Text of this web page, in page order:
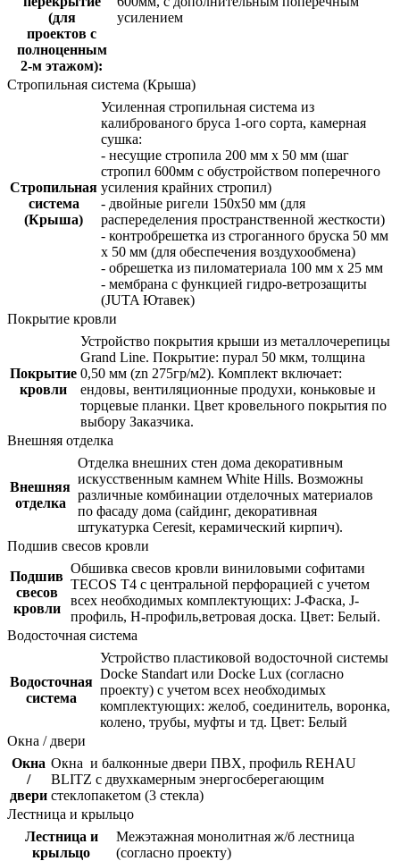
(для
проектов с
полноценным
2-м этажом):
усилением
Стропильная система (Крыша)
Стропильная
система
(Крыша)
Усиленная стропильная система из
калиброваного бруса 1-ого сорта, камерная
сушка:
- несущие стропила 200 мм x 50 мм (шаг
стропил 600мм с обустройством поперечного
усиления крайних стропил)
- двойные ригели 150х50 мм (для
распеределения пространственной жесткости)
- контробрешетка из строганного бруска 50 мм
x 50 мм (для обеспечения воздухообмена)
- обрешетка из пиломатериала 100 мм x 25 мм
- мембрана с функцией гидро-ветрозащиты
(JUTA Ютавек)
Покрытие кровли
Покрытие
кровли
Устройство покрытия крыши из металлочерепицы
Grand Line. Покрытие: пурал 50 мкм, толщина
0,50 мм (zn 275гр/м2). Комплект включает:
ендовы, вентиляционные продухи, коньковые и
торцевые планки. Цвет кровельного покрытия по
выбору Заказчика.
Внешняя отделка
Внешняя
отделка
Отделка внешних стен дома декоративным
искусственным камнем White Hills. Возможны
различные комбинации отделочных материалов
по фасаду дома (сайдинг, декоративная
штукатурка Ceresit, керамический кирпич).
Подшив свесов кровли
Подшив
свесов
кровли
Обшивка свесов кровли виниловыми софитами
TECOS Т4 с центральной перфорацией с учетом
всех необходимых комплектующих: J-Фаска, J-
профиль, Н-профиль,ветровая доска. Цвет: Белый.
Водосточная система
Водосточная
система
Устройство пластиковой водосточной системы
Docke Standart или Docke Lux (согласно
проекту) с учетом всех необходимых
комплектующих: желоб, соединитель, воронка,
колено, трубы, муфты и тд. Цвет: Белый
Окна / двери
Окна
/
двери
Окна и балконные двери ПВХ, профиль REHAU
BLITZ с двухкамерным энергосберегающим
стеклопакетом (3 стекла)
Лестница и крыльцо
Лестница и
крыльцо
Межэтажная монолитная ж/б лестница
(согласно проекту)